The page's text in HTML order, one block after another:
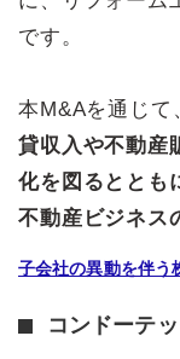
です。
本M&Aを通じて
貸収入や不動産
化を図るととも
不動産ビジネス
子会社の異動を伴う
コンドーテ